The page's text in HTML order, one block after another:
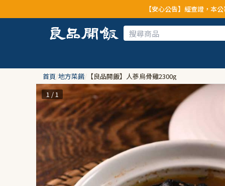
【安心公告】經查證，本公司全品項與上
首頁/地方菜餚/ 【良品開飯】人蔘烏骨雞2300g
1 / 1